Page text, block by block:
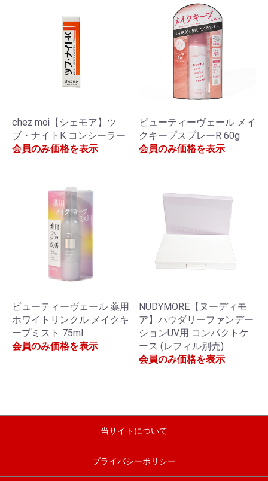
chez moi【シェモア】ツ
ブ・ナイトK コンシーラー
会員のみ価格を表示
ビューティーヴェール メイ
クキープスプレーR 60g
会員のみ価格を表示
ビューティーヴェール 薬用
ホワイトリンクル メイクキ
ープミスト 75ml
会員のみ価格を表示
NUDYMORE【ヌーディモ
ア】パウダリーファンデー
ションUV用 コンパクトケ
ース (レフィル別売)
会員のみ価格を表示
当サイトについて
プライバシーポリシー